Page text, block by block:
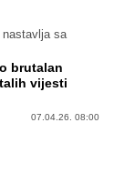
nastavlja sa
brutalan
vijesti
07.04.26. 08:00